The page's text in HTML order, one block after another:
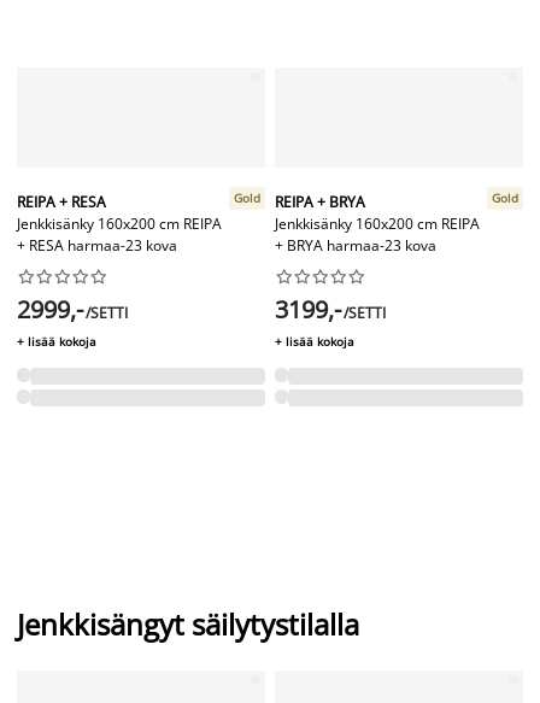
REIPA + RESA
Jenkkisänky 160x200 cm REIPA
+ RESA harmaa-23 kova
Gold






2999,-/SETTI
+ lisää kokoja
REIPA + BRYA
Jenkkisänky 160x200 cm REIPA
+ BRYA harmaa-23 kova
Gold






3199,-/SETTI
+ lisää kokoja
Jenkkisängyt säilytystilalla